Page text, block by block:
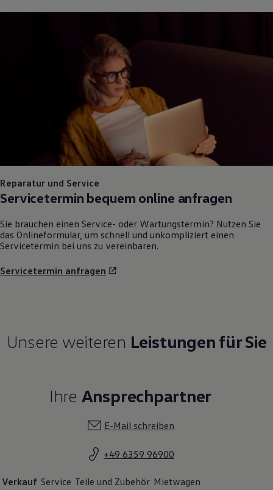
75 Jahre Bulli Jubiläum
Fahrzeugabholung ab Werk
Reparatur und Service
Servicetermin bequem online anfragen
Sie brauchen einen Service- oder Wartungstermin? Nutzen Sie
das Onlineformular, um schnell und unkompliziert einen
Servicetermin bei uns zu vereinbaren.
Servicetermin anfragen
Unsere weiteren Leistungen für Sie
Ihre Ansprechpartner
E-Mail schreiben
+49 6359 96900
Verkauf Service Teile und Zubehör Mietwagen